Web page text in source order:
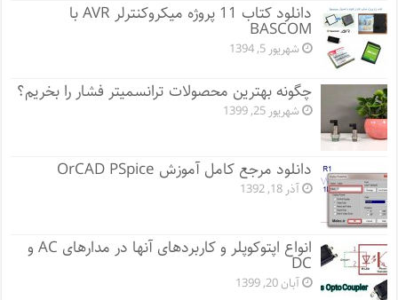
دانلود کتاب 11 پروژه میکروکنترلر AVR با
BASCOM
شهریور 5, 1394
چگونه بهترین محصولات ترانسمیتر فشار را بخریم؟
شهریور 25, 1399
دانلود مرجع کامل آموزش OrCAD PSpice
آذر 18, 1392
انواع اپتوکوپلر و کاربردهای آنها در مدارهای AC و
DC
آبان 20, 1399